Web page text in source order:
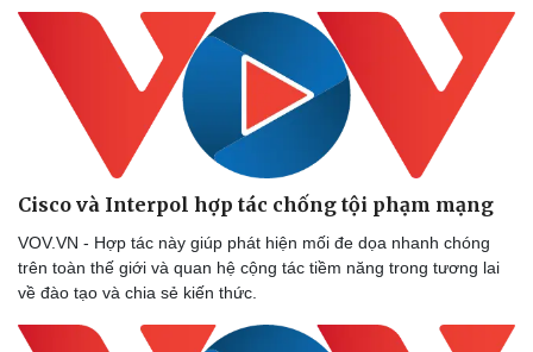
Thế giới thể thao
eSports
Hậu trường
Tư vấn
Cisco và Interpol hợp tác chống tội phạm mạng
VOV.VN - Hợp tác này giúp phát hiện mối đe dọa nhanh chóng
trên toàn thế giới và quan hệ cộng tác tiềm năng trong tương lai
về đào tạo và chia sẻ kiến thức.